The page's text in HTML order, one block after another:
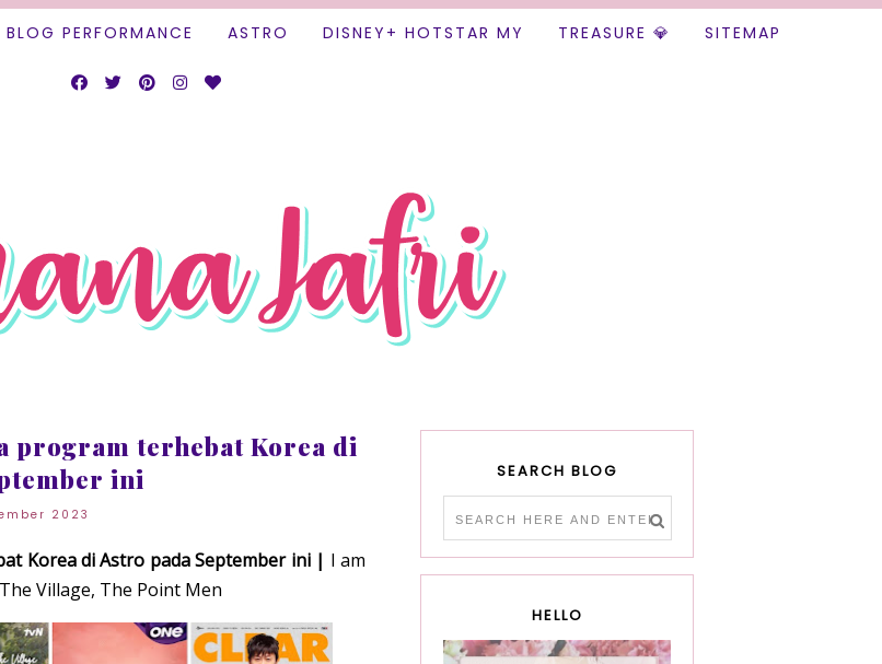
BLOG PERFORMANCE ASTRO DISNEY+ HOTSTAR MY TREASURE 💎 SITEMAP
program terhebat Korea di
ini
2023
Korea di Astro pada September ini | I am
Village, The Point Men
SEARCH BLOG
HELLO